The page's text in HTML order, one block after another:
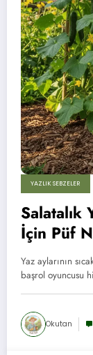
YAZLIK SEBZELER
Salatalık
İçin Püf
Yaz aylarının
başrol oyuncusu
Okutan